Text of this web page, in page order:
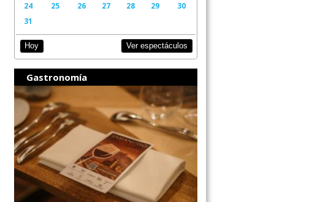
24
25 26 27 28 29
30
31
Hoy Ver espectáculos
Gastronomía